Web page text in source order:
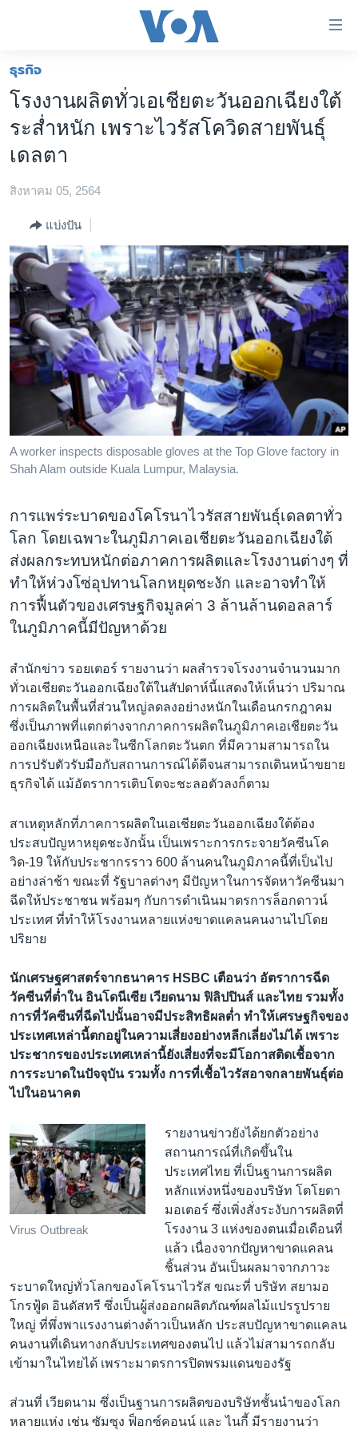
ต่อ
ข้าม
เนื้อหา
หลัก
ไป
ข้าม
ไป
การ
ค้นหา
หน้าหลัก
โลก
เอเชีย
ไทย
ธุรกิจ
วิทยาศาสตร์
สังคมและสุขภาพ
ไลฟ์สไตล์
ตรวจสอบข่าว
เรียนรู้ภาษาอังกฤษ
พอดคาสต์
ติดตามเรา
เลือกภาษา
ธุรกิจ
โรงงานผลิตทั่วเอเชียตะวันออกเฉียงใต้
ระส่ำหนัก เพราะไวรัสโควิดสายพันธุ์
เดลตา
สิงหาคม 05, 2564
แบ่งปัน
A worker inspects disposable gloves at the Top Glove factory in
Shah Alam outside Kuala Lumpur, Malaysia.
การแพร่ระบาดของโคโรนาไวรัสสายพันธุ์เดลตาทั่ว
โลก โดยเฉพาะในภูมิภาคเอเชียตะวันออกเฉียงใต้
ส่งผลกระทบหนักต่อภาคการผลิตและโรงงานต่างๆ ที่
ทำให้ห่วงโซ่อุปทานโลกหยุดชะงัก และอาจทำให้
การฟื้นตัวของเศรษฐกิจมูลค่า 3 ล้านล้านดอลลาร์
ในภูมิภาคนี้มีปัญหาด้วย
สำนักข่าว รอยเตอร์ รายงานว่า ผลสำรวจโรงงานจำนวนมาก
ทั่วเอเชียตะวันออกเฉียงใต้ในสัปดาห์นี้แสดงให้เห็นว่า ปริมาณ
การผลิตในพื้นที่ส่วนใหญ่ลดลงอย่างหนักในเดือนกรกฎาคม
ซึ่งเป็นภาพที่แตกต่างจากภาคการผลิตในภูมิภาคเอเชียตะวัน
ออกเฉียงเหนือและในซีกโลกตะวันตก ที่มีความสามารถใน
การปรับตัวรับมือกับสถานการณ์ได้ดีจนสามารถเดินหน้าขยาย
ธุรกิจได้ แม้อัตราการเติบโตจะชะลอตัวลงก็ตาม
สาเหตุหลักที่ภาคการผลิตในเอเชียตะวันออกเฉียงใต้ต้อง
ประสบปัญหาหยุดชะงักนั้น เป็นเพราะการกระจายวัคซีนโค
วิด-19 ให้กับประชากรราว 600 ล้านคนในภูมิภาคนี้ที่เป็นไป
อย่างล่าช้า ขณะที่ รัฐบาลต่างๆ มีปัญหาในการจัดหาวัคซีนมา
ฉีดให้ประชาชน พร้อมๆ กับการดำเนินมาตรการล็อกดาวน์
ประเทศ ที่ทำให้โรงงานหลายแห่งขาดแคลนคนงานไปโดย
ปริยาย
นักเศรษฐศาสตร์จากธนาคาร HSBC เตือนว่า อัตราการฉีด
วัคซีนที่ต่ำใน อินโดนีเซีย เวียดนาม ฟิลิปปินส์ และไทย รวมทั้ง
การที่วัคซีนที่ฉีดไปนั้นอาจมีประสิทธิผลต่ำ ทำให้เศรษฐกิจของ
ประเทศเหล่านี้ตกอยู่ในความเสี่ยงอย่างหลีกเลี่ยงไม่ได้ เพราะ
ประชากรของประเทศเหล่านี้ยังเสี่ยงที่จะมีโอกาสติดเชื้อจาก
การระบาดในปัจจุบัน รวมทั้ง การที่เชื้อไวรัสอาจกลายพันธุ์ต่อ
ไปในอนาคต
Virus Outbreak
รายงานข่าวยังได้ยกตัวอย่าง
สถานการณ์ที่เกิดขึ้นใน
ประเทศไทย ที่เป็นฐานการผลิต
หลักแห่งหนึ่งของบริษัท โตโยตา
มอเตอร์ ซึ่งเพิ่งสั่งระงับการผลิตที่
โรงงาน 3 แห่งของตนเมื่อเดือนที่
แล้ว เนื่องจากปัญหาขาดแคลน
ชิ้นส่วน อันเป็นผลมาจากภาวะ
ระบาดใหญ่ทั่วโลกของโคโรนาไวรัส ขณะที่ บริษัท สยามอ
โกรฟู้ด อินดัสทรี ซึ่งเป็นผู้ส่งออกผลิตภัณฑ์ผลไม้แปรรูปราย
ใหญ่ ที่พึ่งพาแรงงานต่างด้าวเป็นหลัก ประสบปัญหาขาดแคลน
คนงานที่เดินทางกลับประเทศของตนไป แล้วไม่สามารถกลับ
เข้ามาในไทยได้ เพราะมาตรการปิดพรมแดนของรัฐ
ส่วนที่ เวียดนาม ซึ่งเป็นฐานการผลิตของบริษัทชั้นนำของโลก
หลายแห่ง เช่น ซัมซุง ฟ็อกซ์คอนน์ และ ไนกี้ มีรายงานว่า